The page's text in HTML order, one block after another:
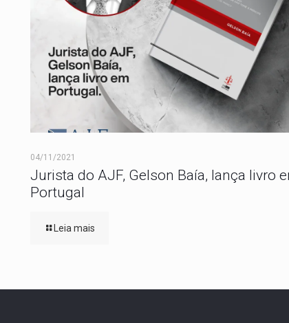
04/11/2021
Jurista do AJF, Gelson Baía, lança livro
Portugal
Leia mais